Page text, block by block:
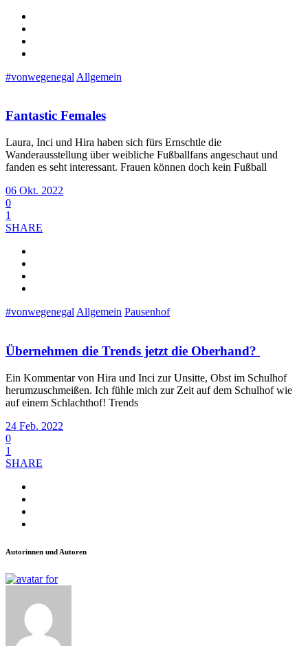
#vonwegenegal Allgemein
Fantastic Females
Laura, Inci und Hira haben sich fürs Ernschtle die
Wanderausstellung über weibliche Fußballfans angeschaut und
fanden es seht interessant. Frauen können doch kein Fußball
06 Okt. 2022
0
1
SHARE
#vonwegenegal Allgemein Pausenhof
Übernehmen die Trends jetzt die Oberhand?
Ein Kommentar von Hira und Inci zur Unsitte, Obst im Schulhof
herumzuschmeißen. Ich fühle mich zur Zeit auf dem Schulhof wie
auf einem Schlachthof! Trends
24 Feb. 2022
0
1
SHARE
Autorinnen und Autoren